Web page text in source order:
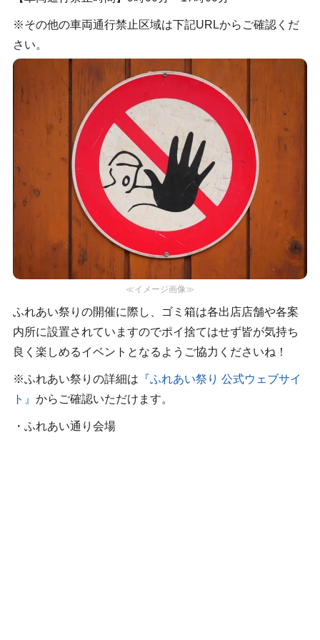
※その他の車両通行禁止区域は下記URLからご確認くだ
さい。
≪イメージ画像≫
ふれあい祭りの開催に際し、ゴミ箱は各出店店舗や各案
内所に設置されていますのでポイ捨てはせず皆が気持ち
良く楽しめるイベントとなるようご協力くださいね！
※ふれあい祭りの詳細は 『ふれあい祭り 公式ウェブサイ
ト』 からご確認いただけます。
・ふれあい通り会場